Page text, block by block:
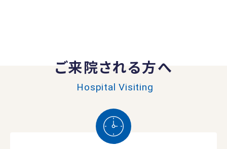
ご来院される方へ
Hospital Visiting